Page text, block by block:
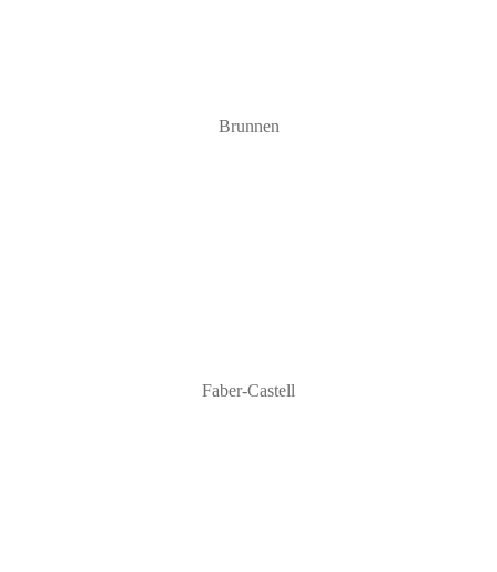
Brunnen
Faber-Castell